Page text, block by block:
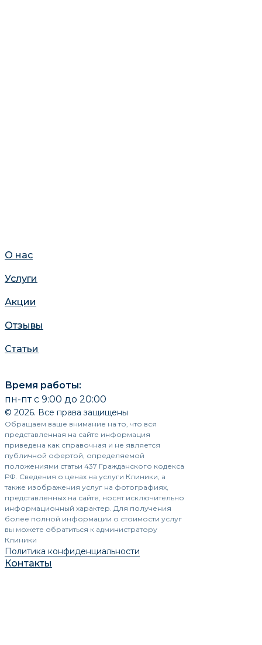
О нас
Услуги
Акции
Отзывы
Статьи
Время работы:
пн-пт с 9:00 до 20:00
© 2026. Все права защищены
Обращаем ваше внимание на то, что вся
представленная на сайте информация
приведена как справочная и не является
публичной офертой, определяемой
положениями статьи 437 Гражданского кодекса
РФ. Сведения о ценах на услуги Клиники, а
также изображения услуг на фотографиях,
представленных на сайте, носят исключительно
информационный характер. Для получения
более полной информации о стоимости услуг
вы можете обратиться к администратору
Клиники
Политика конфиденциальности
Контакты